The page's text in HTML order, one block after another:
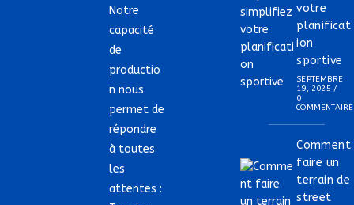
Notre
capacité
de
productio
n nous
permet de
répondre
à toutes
les
attentes :
votre
planificat
ion
sportive
SEPTEMBRE
19, 2025 /
0
COMMENTAIRE
Comment
faire un
terrain de
street